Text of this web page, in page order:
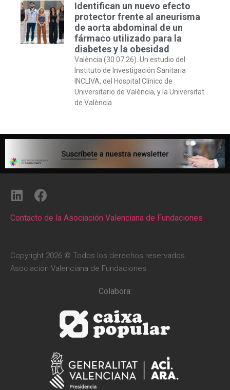
Identifican un nuevo efecto
protector frente al aneurisma
de aorta abdominal de un
fármaco utilizado para la
diabetes y la obesidad
València (30.07.26). Un estudio del
Instituto de Investigación Sanitaria
INCLIVA, del Hospital Clínico de
Universitario de València, y la Universitat
de València
Contacto de la Asociación Valenciana de Fundaciones
Copyright 2026 © Todos los derechos reservados.
Asociación Valenciana de Fundaciones
Colabora: